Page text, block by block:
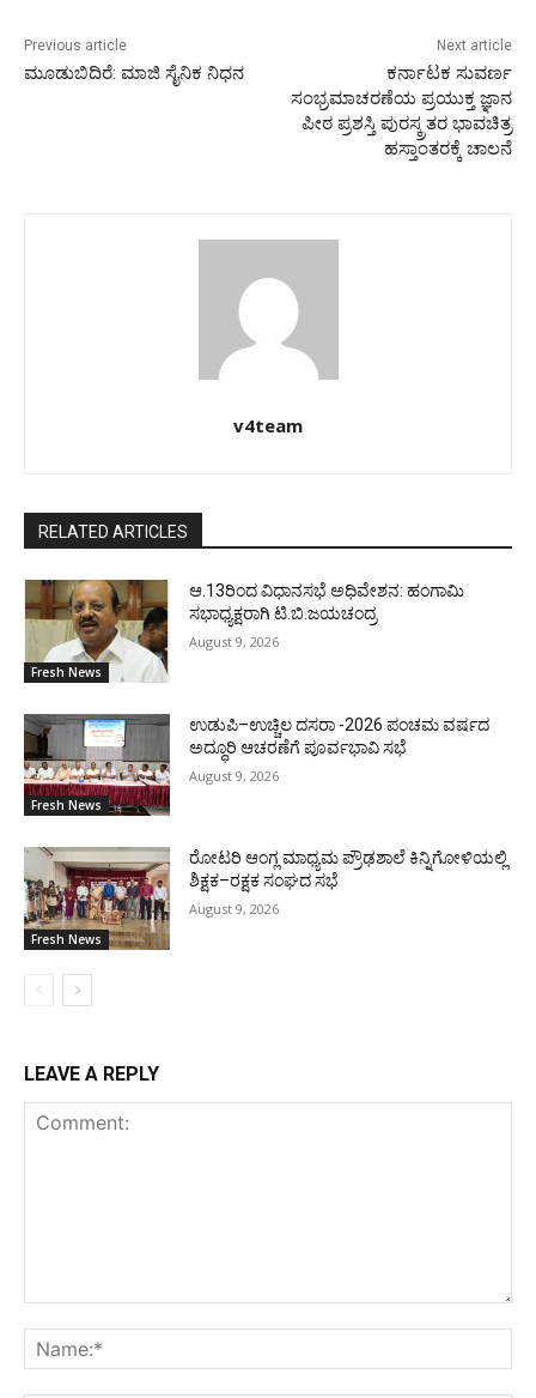
Previous article
ಮೂಡುಬಿದಿರೆ: ಮಾಜಿ ಸೈನಿಕ ನಿಧನ
Next article
ಕರ್ನಾಟಕ ಸುವರ್ಣ
ಸಂಭ್ರಮಾಚರಣೆಯ ಪ್ರಯುಕ್ತ ಜ್ಞಾನ
ಪೀಠ ಪ್ರಶಸ್ತಿ ಪುರಸ್ಕ್ರತರ ಭಾವಚಿತ್ರ
ಹಸ್ತಾಂತರಕ್ಕೆ ಚಾಲನೆ
v4team
RELATED ARTICLES
Fresh News
ಆ.13ರಿಂದ ವಿಧಾನಸಭೆ ಅಧಿವೇಶನ: ಹಂಗಾಮಿ
ಸಭಾಧ್ಯಕ್ಷರಾಗಿ ಟಿ.ಬಿ.ಜಯಚಂದ್ರ
August 9, 2026
Fresh News
ಉಡುಪಿ–ಉಚ್ಚಿಲ ದಸರಾ -2026 ಪಂಚಮ ವರ್ಷದ
ಅದ್ಧೂರಿ ಆಚರಣೆಗೆ ಪೂರ್ವಭಾವಿ ಸಭೆ
August 9, 2026
Fresh News
ರೋಟರಿ ಆಂಗ್ಲ ಮಾಧ್ಯಮ ಪ್ರೌಢಶಾಲೆ ಕಿನ್ನಿಗೋಳಿಯಲ್ಲಿ
ಶಿಕ್ಷಕ–ರಕ್ಷಕ ಸಂಘದ ಸಭೆ
August 9, 2026
LEAVE A REPLY